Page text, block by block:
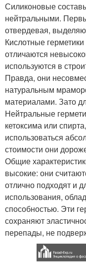
Силиконовые
нейтральными.
отвердевая,
Кислотные
отличаются
используются в
Правда, они
натуральным
материалами. Зато
Нейтральные
кетоксима или
использоваться
стоимости они
Общие
высокие: они
отлично подходят и
использования,
способностью. Эти
сохраняют
перепады, не